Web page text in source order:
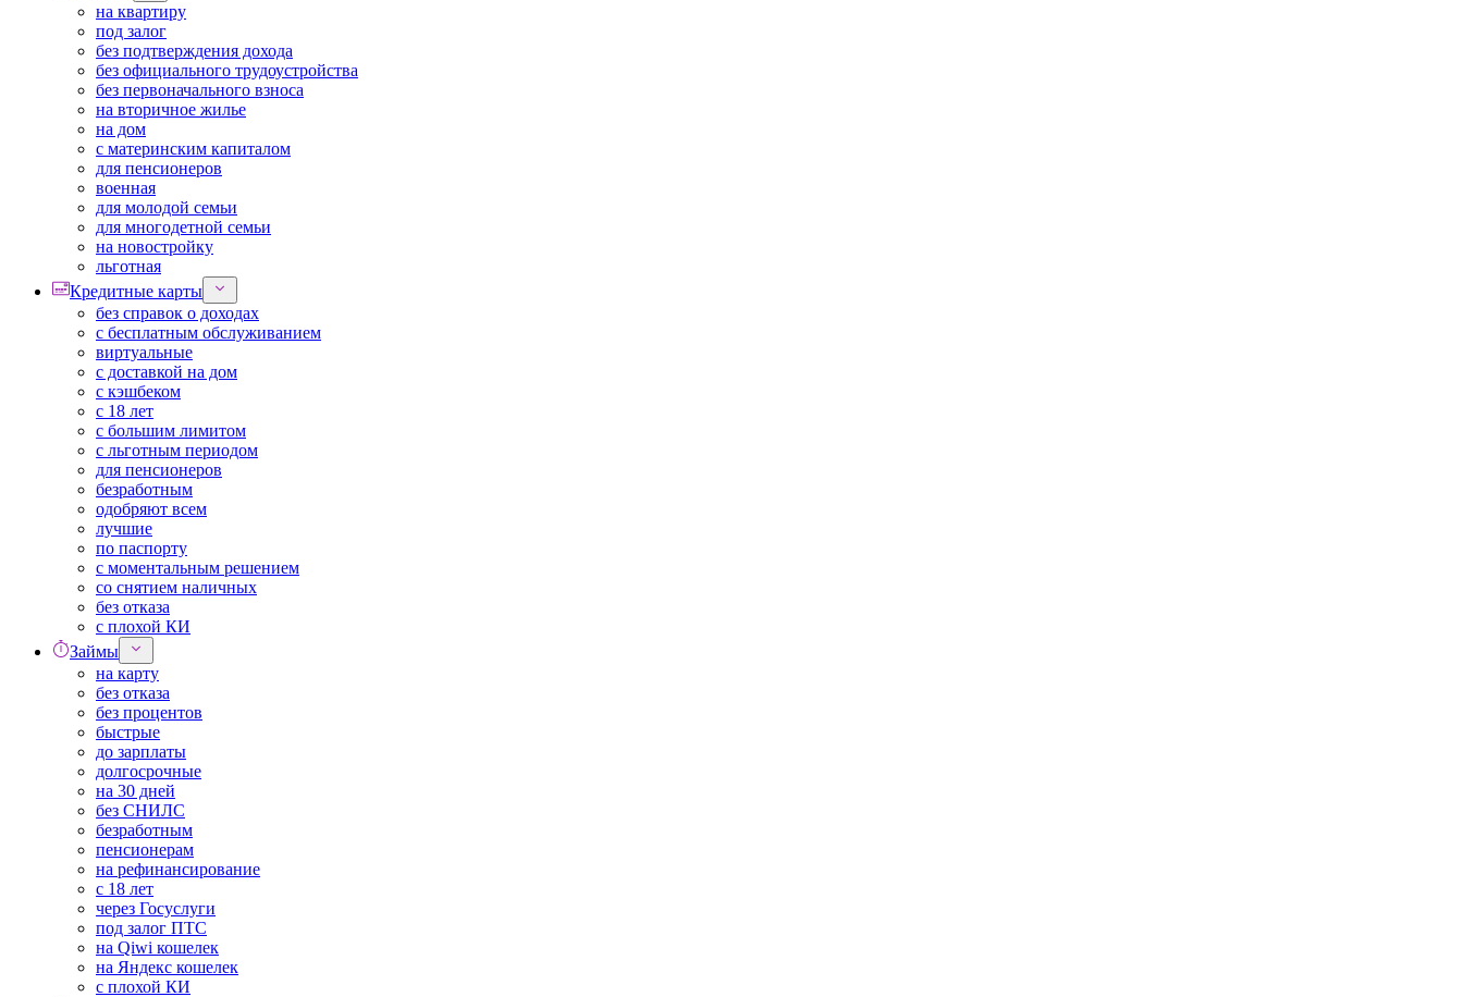
на квартиру
под залог
без подтверждения дохода
без официального трудоустройства
без первоначального взноса
на вторичное жилье
на дом
с материнским капиталом
для пенсионеров
военная
для молодой семьи
для многодетной семьи
на новостройку
льготная
Кредитные карты
без справок о доходах
с бесплатным обслуживанием
виртуальные
с доставкой на дом
с кэшбеком
с 18 лет
с большим лимитом
с льготным периодом
для пенсионеров
безработным
одобряют всем
лучшие
по паспорту
с моментальным решением
со снятием наличных
без отказа
с плохой КИ
Займы
на карту
без отказа
без процентов
быстрые
до зарплаты
долгосрочные
на 30 дней
без СНИЛС
безработным
пенсионерам
на рефинансирование
с 18 лет
через Госуслуги
под залог ПТС
на Qiwi кошелек
на Яндекс кошелек
с плохой КИ